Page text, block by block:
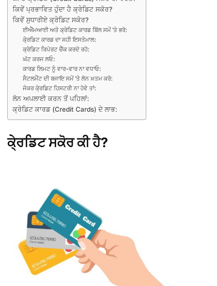
ਕਿਵੇਂ ਪ੍ਰਭਾਵਿਤ ਹੁੰਦਾ ਹੈ ਕ੍ਰੇਡਿਟ ਸਕੋਰ?
ਕਿਵੇਂ ਸੁਧਾਰੀਏ ਕ੍ਰੇਡਿਟ ਸਕੋਰ?
ਈਐੱਮਆਈ ਅਤੇ ਕ੍ਰੇਡਿਟ ਕਾਰਡ ਬਿੱਲ ਸਮੇਂ ’ਤੇ ਭਰੋ:
ਕੇ੍ਰਡਿਟ ਕਾਰਡ ਦਾ ਸਹੀ ਇਸਤੇਮਾਲ:
ਕ੍ਰੇਡਿਟ ਰਿਪੋਰਟ ਚੈੱਕ ਕਰਦੇ ਰਹੋ:
ਘੱਟ ਕਰਜ ਲਓ:
ਕਾਰਡ ਲਿਮਟ ਨੂੰ ਵਾਰ-ਵਾਰ ਨਾ ਵਧਾਓ:
ਸੈਟਲਮੈਂਟ ਦੀ ਬਜਾਇ ਸਮੇਂ ’ਤੇ ਲੋਨ ਖ਼ਤਮ ਕਰੋ:
ਜੇਕਰ ਕੇ੍ਰਡਿਟ ਹਿਸਟਰੀ ਨਾ ਹੋਵੇ ਤਾਂ:
ਲੋਨ ਅਪਲਾਈ ਕਰਨ ਤੋਂ ਪਹਿਲਾਂ:
ਕ੍ਰੇਡਿਟ ਕਾਰਡ (Credit Cards) ਦੇ ਲਾਭ:
ਕੇ੍ਰਡਿਟ ਸਕੋਰ ਕੀ ਹੈ?